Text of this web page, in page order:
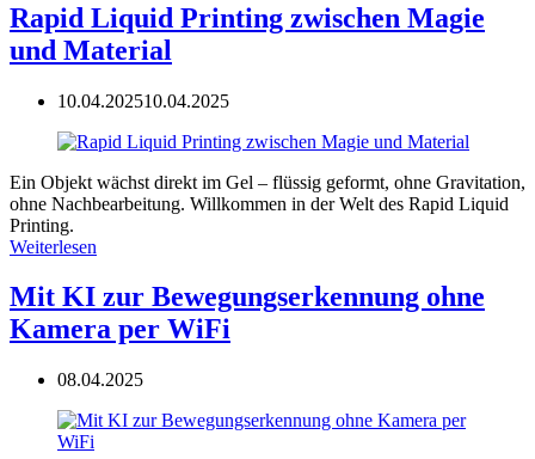
Rapid Liquid Printing zwischen Magie
und Material
10.04.202510.04.2025
Ein Objekt wächst direkt im Gel – flüssig geformt, ohne Gravitation,
ohne Nachbearbeitung. Willkommen in der Welt des Rapid Liquid
Printing.
Weiterlesen
Mit KI zur Bewegungserkennung ohne
Kamera per WiFi
08.04.2025